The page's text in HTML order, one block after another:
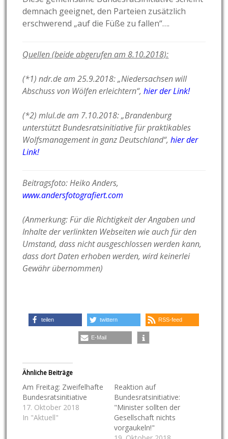
demnach geeignet, den Parteien zusätzlich
erschwerend „auf die Füße zu fallen“….
Quellen (beide abgerufen am 8.10.2018):
(*1) ndr.de am 25.9.2018: „Niedersachsen will
Abschuss von Wölfen erleichtern“,hier der Link!
(*2) mlul.de am 7.10.2018: „Brandenburg
unterstützt Bundesratsinitiative für praktikables
Wolfsmanagement in ganz Deutschland“, hier der
Link!
Beitragsfoto: Heiko Anders,
www.andersfotografiert.com
(Anmerkung: Für die Richtigkeit der Angaben und
Inhalte der verlinkten Webseiten wie auch für den
Umstand, dass nicht ausgeschlossen werden kann,
dass dort Daten erhoben werden, wird keinerlei
Gewähr übernommen)
teilen twittern RSS-feed
E-Mail
Ähnliche Beiträge
Am Freitag: Zweifelhafte
Bundesratsinitiative
17. Oktober 2018
In "Aktuell"
Reaktion auf
Bundesratsinitiative:
"Minister sollten der
Gesellschaft nichts
vorgaukeln!"